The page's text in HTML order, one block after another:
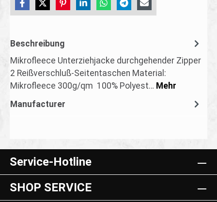
Beschreibung
Mikrofleece Unterziehjacke durchgehender Zipper
2 Reißverschluß-Seitentaschen Material:
Mikrofleece 300g/qm 100% Polyest… Mehr
Manufacturer
Service-Hotline
SHOP SERVICE